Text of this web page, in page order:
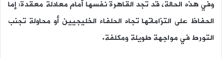
وفي هذه الحالة، قد تجد القاهرة نفسها أمام معادلة معقدة: إما
الحفاظ على التزاماتها تجاه الحلفاء الخليجيين أو محاولة تجنب
التورط في مواجهة طويلة ومكلفة.